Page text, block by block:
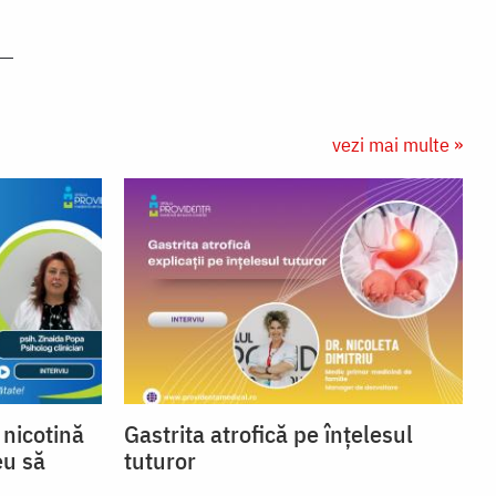
vezi mai multe »
să
Gastrita atrofică pe înțelesul
tuturor